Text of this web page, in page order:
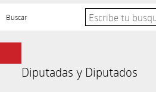
Buscar
Diputadas y Diputados